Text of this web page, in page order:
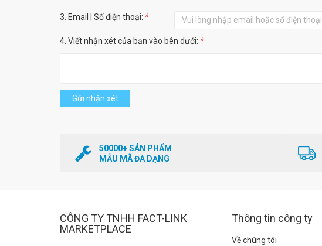
3. Email | Số điện thoại: *
4. Viết nhận xét của bạn vào bên dưới: *
Gửi nhận xét
50000+ SẢN PHẨM
MẪU MÃ ĐA DẠNG
CÔNG TY TNHH FACT-LINK
MARKETPLACE
Thông tin công ty
Về chúng tôi